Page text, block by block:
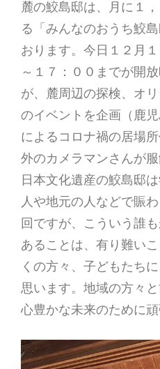
麓の鮫島邸は、月に１
る「みんなのおうち鮫
おります。今日１２月
～１７：００までが開
が、麓周辺の探検、オ
のイベントを企画（鹿
によるコロナ禍の居場
外のカメラマンさんが
日本文化遺産の鮫島邸
人や地元の人などで賑
回ですが、こういう誰
あることは、有り難い
くの方々、子どもたち
思います。地域の方々
心豊かな未来のために頑